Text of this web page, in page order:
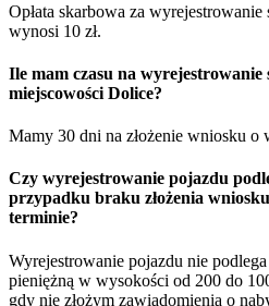
Opłata skarbowa za
wynosi 10 zł.
Ile mam czasu na wyrejestrowanie
miejscowości Dolice?
Mamy 30 dni na złożenie wniosku o
Czy wyrejestrowanie pojazdu
przypadku braku złożenia
terminie?
Wyrejestrowanie pojazdu nie
pieniężną w wysokości od 200 do
gdy nie złożym zawiadomienia o